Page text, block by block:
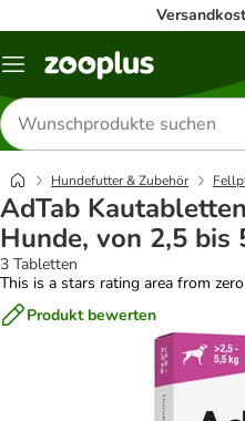
Menü
Produkte
suchen
Hundefutter & Zubehör
AdTab
Hunde, von 2,5 bis
3 Tabletten
This is a stars rating area from
Produkt bewerten